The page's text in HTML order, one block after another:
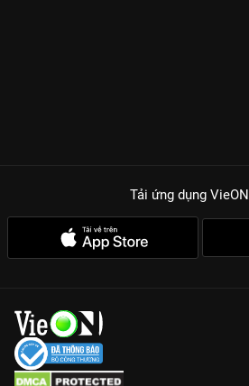
Tải ứng dụng VieON